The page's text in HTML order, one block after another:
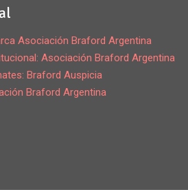
Asociación Braford Argentina
Asociación Braford Argentina
Braford Auspicia
Braford Argentina